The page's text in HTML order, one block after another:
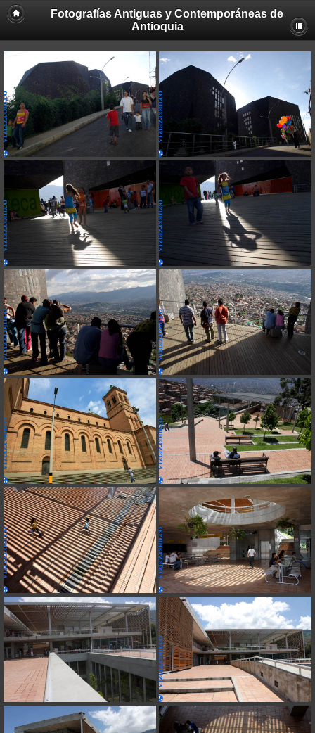
Fotografías Antiguas y Contemporáneas de
Antioquia